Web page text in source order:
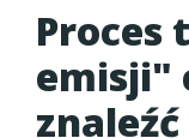
Proces
emisji"